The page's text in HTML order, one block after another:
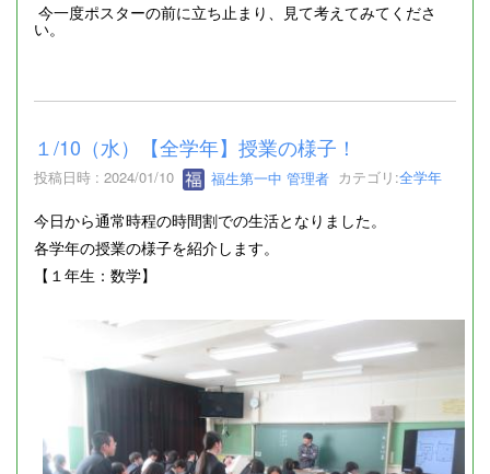
今一度ポスターの前に立ち止まり、見て考えてみてくださ
い。
１/10（水）【全学年】授業の様子！
投稿日時 : 2024/01/10 福生第一中 管理者 カテゴリ:全学年
今日から通常時程の時間割での生活となりました。
各学年の授業の様子を紹介します。
【１年生：数学】